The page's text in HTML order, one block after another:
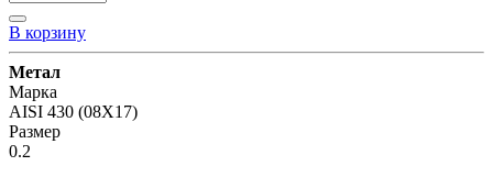
В корзину
Метал
Марка
AISI 430 (08Х17)
Размер
0.2